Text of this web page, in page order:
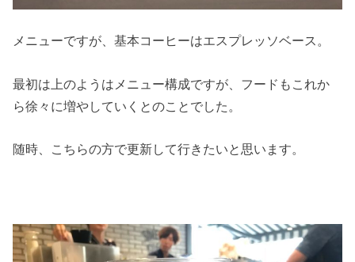
メニューですが、基本コーヒーはエスプレッソベース。
最初は上のようはメニュー構成ですが、フードもこれか
ら徐々に増やしていくとのことでした。
随時、こちらの方で更新して行きたいと思います。